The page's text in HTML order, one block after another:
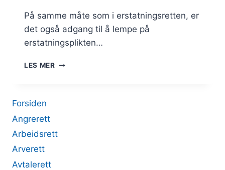
På samme måte som i erstatningsretten, er
det også adgang til å lempe på
erstatningsplikten…
LES MERLEMPING
Forsiden
Angrerett
Arbeidsrett
Arverett
Avtalerett